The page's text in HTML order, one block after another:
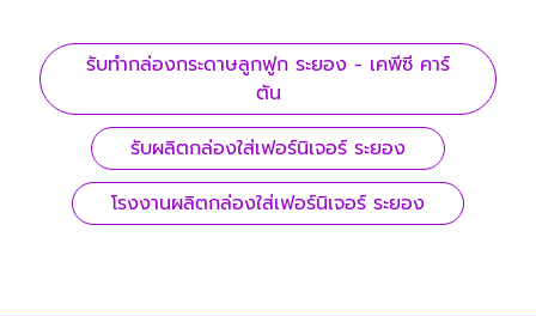
รับทํากล่องกระดาษลูกฟูก ระยอง - เคพีซี คาร์
ตัน
รับผลิตกล่องใส่เฟอร์นิเจอร์ ระยอง
โรงงานผลิตกล่องใส่เฟอร์นิเจอร์ ระยอง